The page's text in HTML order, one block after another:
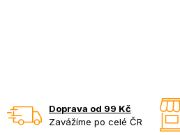
Doprava od 99 Kč
Zavážíme po celé ČR